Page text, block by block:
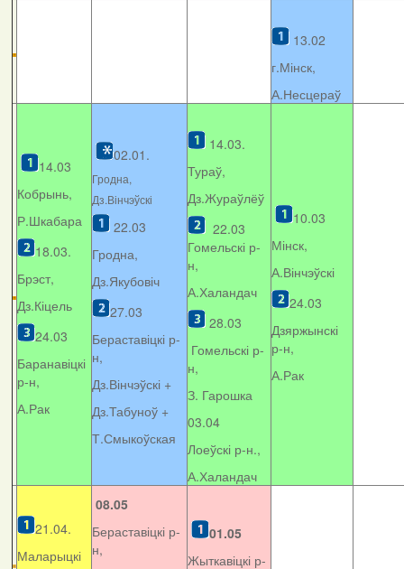
13.02
г.Мінск,
А.Несцераў
14.03
Кобрынь,
Р.Шкабара
18.03.
Брэст,
Дз.Кіцель
24.03
Баранавіцкі
р-н,
А.Рак
02.01.
Гродна,
Дз.Вінчэўскі
22.03
Гродна,
Дз.Якубовіч
27.03
Бераставіцкі р-
н,
Дз.Вінчэўскі +
Дз.Табуноў +
Т.Смыкоўская
14.03.
Тураў,
Дз.Жураўлёў
22.03
Гомельскі р-
н,
А.Халандач
28.03
Гомельскі р-
н,
З. Гарошка
03.04
Лоеўскі р-н.,
А.Халандач
10.03
Мінск,
А.Вінчэўскі
24.03
Дзяржынскі
р-н,
А.Рак
21.04.
Маларыцкі
08.05
Бераставіцкі р-
н,
01.05
Жыткавіцкі р-